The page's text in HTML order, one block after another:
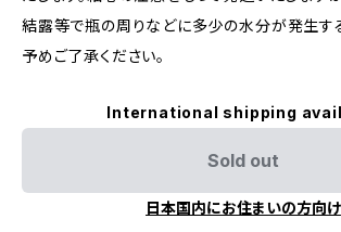
結露等で瓶の周りなどに多少の水分が発生す
予めご了承ください。
International shipping
Sold out
日本国内にお住まいの方向け